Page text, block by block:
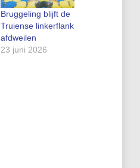
Bruggeling blijft de
Truiense linkerflank
afdweilen
23 juni 2026